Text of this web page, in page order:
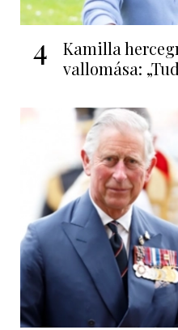
4
Kamilla
vallomása: